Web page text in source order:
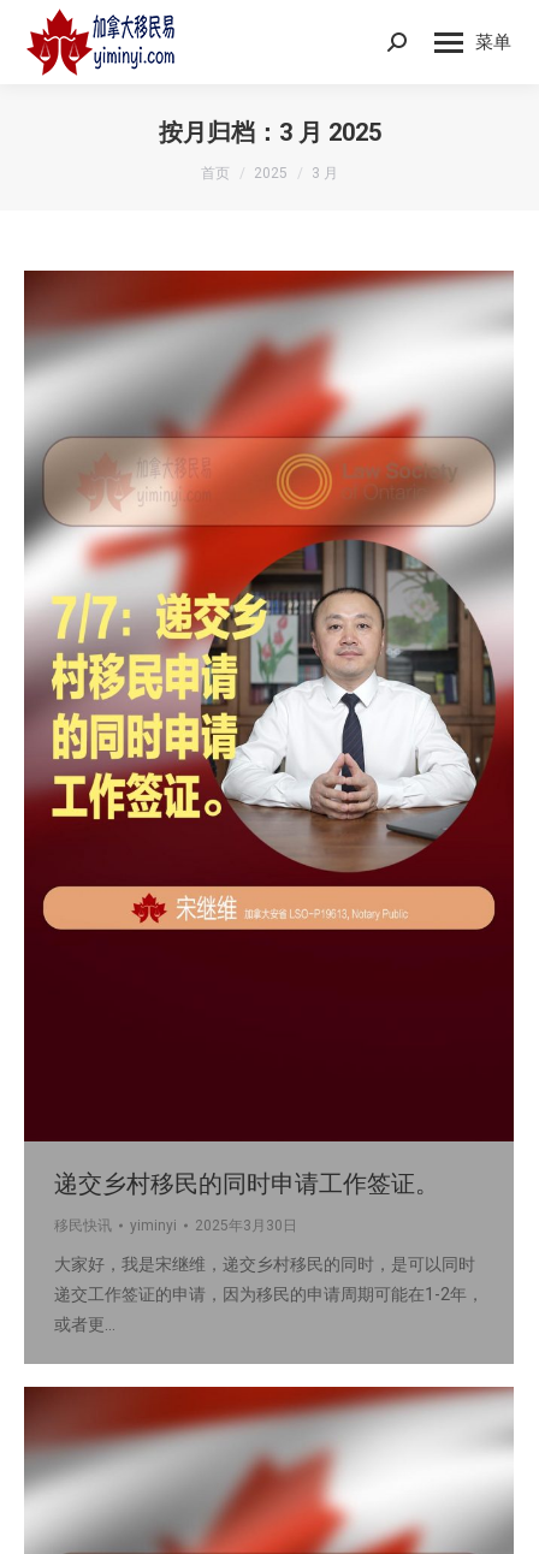
菜单
Search:
按月归档： 3 月 2025
您在这里：
首页 2025 3 月
递交乡村移民的同时申请工作签证。
移民快讯 yiminyi 2025年3月30日
大家好，我是宋继维，递交乡村移民的同时，是可以同时
递交工作签证的申请，因为移民的申请周期可能在1-2年，
或者更…